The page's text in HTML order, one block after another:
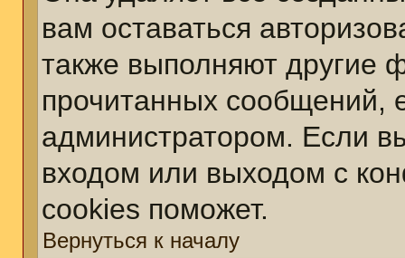
вам оставаться
также выполняют другие
прочитанных сообщений,
администратором. Если
входом или выходом с
cookies поможет.
Вернуться к началу